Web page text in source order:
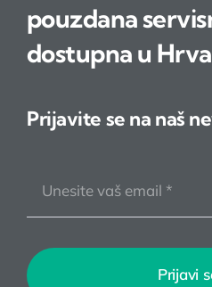
pouzdana
dostupna u
Prijavite se na naš
Prijavi